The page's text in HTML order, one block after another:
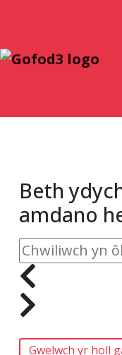
Beth
amdano